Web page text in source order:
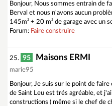
Bonjour, Nous sommes entrain de
Berval et nous n'avons aucun
145m² + 20 m² de garage avec un
Forum: Faire construire
25. 95 Maisons ERMI
marie95
Bonjour, Je suis sur le point de
de Saint Leu est trés agréable, et
constructions ( même si le chef de